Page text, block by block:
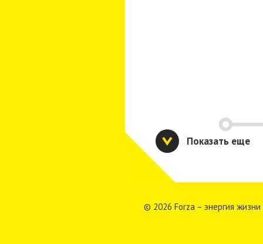
Показать еще
© 2026 Forza – энергия жизни